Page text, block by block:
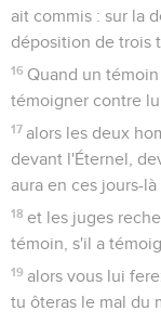
ait commis : sur la
déposition de trois
16 Quand un
témoigner contre
17 alors les deux
devant l'Éternel,
aura en ces jours-là
18 et les juges
témoin, s'il a
19 alors vous lui
tu ôteras le mal du